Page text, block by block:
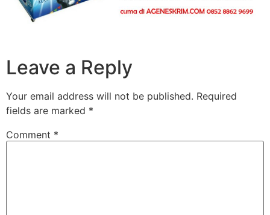
Leave a Reply
Your email address will not be published. Required
fields are marked *
Comment *